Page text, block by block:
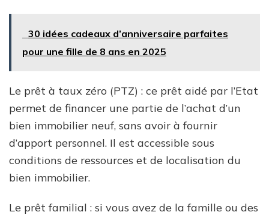
30 idées cadeaux d’anniversaire parfaites
pour une fille de 8 ans en 2025
Le prêt à taux zéro (PTZ) : ce prêt aidé par l’Etat
permet de financer une partie de l’achat d’un
bien immobilier neuf, sans avoir à fournir
d’apport personnel. Il est accessible sous
conditions de ressources et de localisation du
bien immobilier.
Le prêt familial : si vous avez de la famille ou des